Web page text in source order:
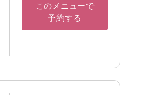
このメニューで
予約する